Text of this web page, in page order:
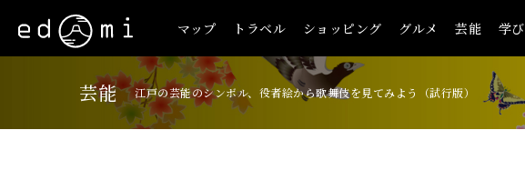
マップ トラベル ショッピング グルメ 芸能 学び
芸能 江戸の芸能のシンボル、役者絵から歌舞伎を見てみよう（試行版）